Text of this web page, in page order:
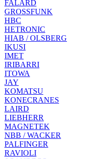
FALARD
GROSSFUNK
HBC
HETRONIC
HIAB / OLSBERG
IKUSI
IMET
IRIBARRI
ITOWA
JAY
KOMATSU
KONECRANES
LAIRD
LIEBHERR
MAGNETEK
NBB / WACKER
PALFINGER
RAVIOLI